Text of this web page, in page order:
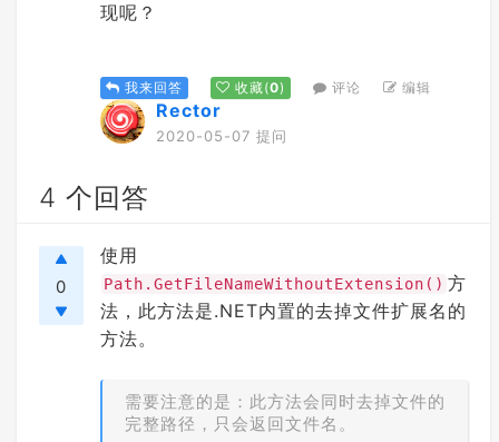
现呢？
我来回答 收藏(0) 评论 编辑
Rector
2020-05-07 提问
4 个回答
0
使用
Path.GetFileNameWithoutExtension() 方
法，此方法是.NET内置的去掉文件扩展名的
方法。
需要注意的是：此方法会同时去掉文件的
完整路径，只会返回文件名。